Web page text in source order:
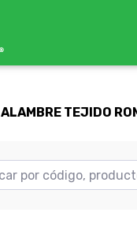
ALAMBRE TEJIDO